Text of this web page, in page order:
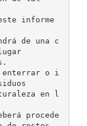
informe
de una c
enterrar o i
en l
procede